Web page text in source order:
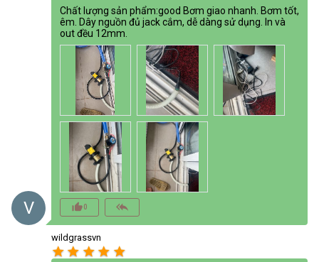
V
Chất lượng sản phẩm:good Bơm giao nhanh. Bơm tốt,
êm. Dây nguồn đủ jack cắm, dễ dàng sử dụng. In và
out đều 12mm.
thumb_up_alt0 reply_all
wildgrassvn
star star star star star